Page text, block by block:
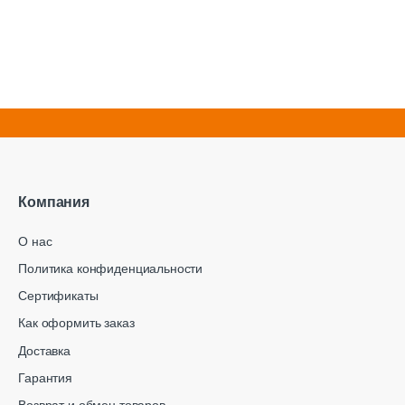
Компания
О нас
Политика конфиденциальности
Сертификаты
Как оформить заказ
Доставка
Гарантия